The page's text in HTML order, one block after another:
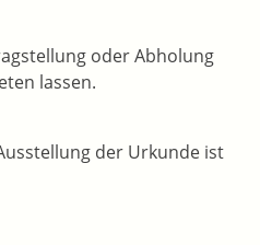
oder Abholung
lassen.
der Urkunde ist